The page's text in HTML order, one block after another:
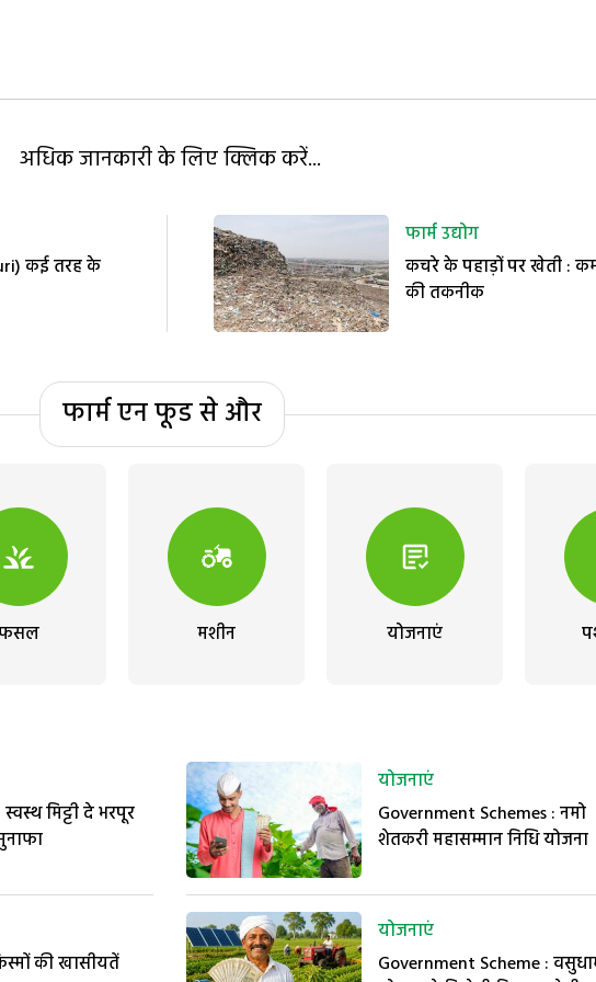
अधिक जानकारी के लिए क्लिक करें...
कई तरह के
फार्म उद्योग
कचरे के पहाड़ों पर खेती :
की तकनीक
फार्म एन फूड से और
मशीन योजनाएं
मिट्टी दे भरपूर
की खासीयतें
योजनाएं
Government Schemes : नमो
शेतकरी महासम्मान निधि योजना
योजनाएं
Government Scheme :